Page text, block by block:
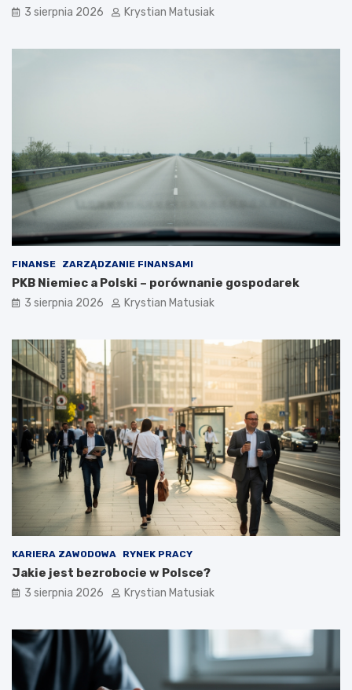
3 sierpnia 2026 Krystian Matusiak
FINANSE ZARZĄDZANIE FINANSAMI
PKB Niemiec a Polski – porównanie gospodarek
3 sierpnia 2026 Krystian Matusiak
KARIERA ZAWODOWA RYNEK PRACY
Jakie jest bezrobocie w Polsce?
3 sierpnia 2026 Krystian Matusiak